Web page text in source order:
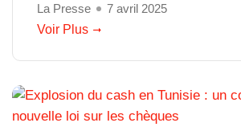
La Presse
7 avril 2025
Voir Plus